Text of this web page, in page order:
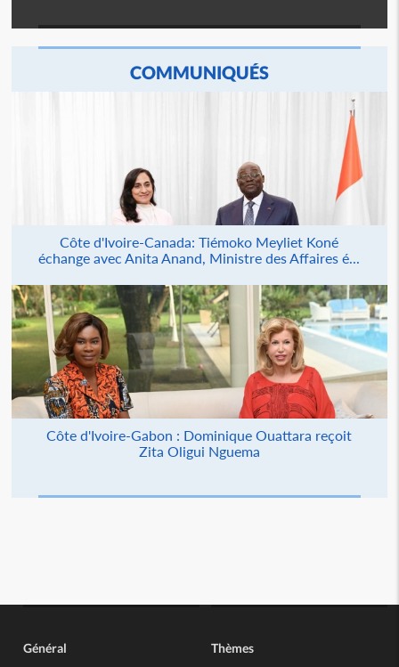
COMMUNIQUÉS
Côte d'Ivoire-Canada: Tiémoko Meyliet Koné
échange avec Anita Anand, Ministre des Affaires é...
Côte d'Ivoire-Gabon : Dominique Ouattara reçoit
Zita Oligui Nguema
Général Thèmes